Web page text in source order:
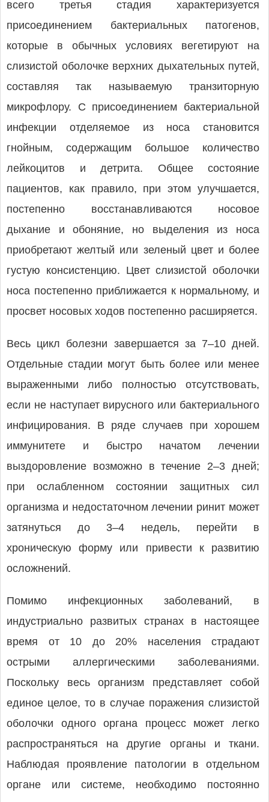
всего третья стадия характеризуется
присоединением бактериальных патогенов,
которые в обычных условиях вегетируют на
слизистой оболочке верхних дыхательных путей,
составляя так называемую транзиторную
микрофлору. С присоединением бактериальной
инфекции отделяемое из носа становится
гнойным, содержащим большое количество
лейкоцитов и детрита. Общее состояние
пациентов, как правило, при этом улучшается,
постепенно восстанавливаются носовое
дыхание и обоняние, но выделения из носа
приобретают желтый или зеленый цвет и более
густую консистенцию. Цвет слизистой оболочки
носа постепенно приближается к нормальному, и
просвет носовых ходов постепенно расширяется.
Весь цикл болезни завершается за 7–10 дней.
Отдельные стадии могут быть более или менее
выраженными либо полностью отсутствовать,
если не наступает вирусного или бактериального
инфицирования. В ряде случаев при хорошем
иммунитете и быстро начатом лечении
выздоровление возможно в течение 2–3 дней;
при ослабленном состоянии защитных сил
организма и недостаточном лечении ринит может
затянуться до 3–4 недель, перейти в
хроническую форму или привести к развитию
осложнений.
Помимо инфекционных заболеваний, в
индустриально развитых странах в настоящее
время от 10 до 20% населения страдают
острыми аллергическими заболеваниями.
Поскольку весь организм представляет собой
единое целое, то в случае поражения слизистой
оболочки одного органа процесс может легко
распространяться на другие органы и ткани.
Наблюдая проявление патологии в отдельном
органе или системе, необходимо постоянно